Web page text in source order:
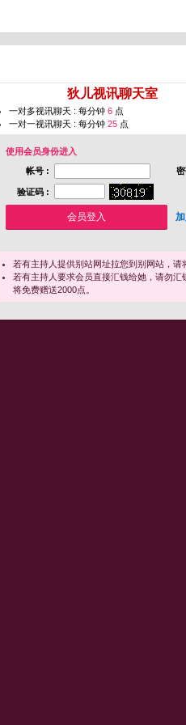
狄儿视讯聊天室
一对多视讯聊天 : 每分钟 6 点
一对一视讯聊天 : 每分钟 25 点
使用会员身份进入
帐号 :
验证码 :
若有主持人提供别站网址拉您到别网站，请
若有主持人要求会员直接汇钱给她，请勿
将免费赠送2000点。